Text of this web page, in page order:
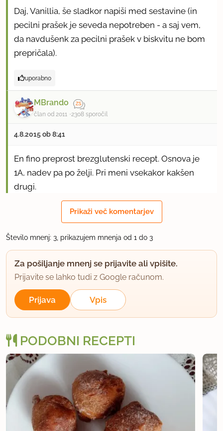
Daj, Vanillia, še sladkor napiši med sestavine (in
pecilni prašek je seveda nepotreben - a saj vem,
da navdušenk za pecilni prašek v biskvitu ne bom
prepričala).
uporabno
MBrando
član od 2011 2308 sporočil
4.8.2015 ob 8:41
En fino preprost brezglutenski recept. Osnova je
1A, nadev pa po želji. Pri meni vsekakor kakšen
drugi.
Vanillia
4.8.2015 ob 9:19
seveda lahko rulado namažete s čimerkoli
uporabno
Prikaži več komentarjev
Število mnenj: 3, prikazujem mnenja od 1 do 3
Za pošiljanje mnenj se prijavite ali vpišite.
Prijavite se lahko tudi z Google računom.
Prijava Vpis
PODOBNI RECEPTI